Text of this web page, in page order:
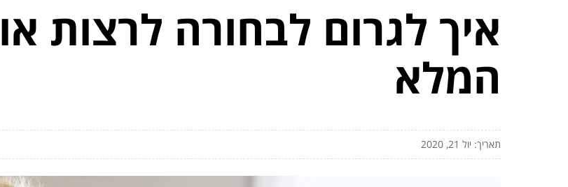
איך לגרום לבחורה לרצות
המלא
תאריך: יול 21, 2020